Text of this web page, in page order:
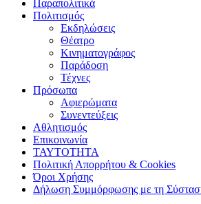
Παραπολιτικά
Πολιτισμός
Εκδηλώσεις
Θέατρο
Κινηματογράφος
Παράδοση
Τέχνες
Πρόσωπα
Αφιερώματα
Συνεντεύξεις
Αθλητισμός
Επικοινωνία
ΤΑΥΤΟΤΗΤΑ
Πολιτική Απορρήτου & Cookies
Όροι Χρήσης
Δήλωση Συμμόρφωσης με τη